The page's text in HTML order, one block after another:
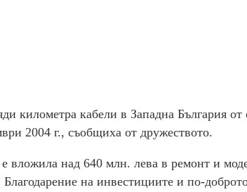
километра кабели в Западна България от
2004 г., съобщиха от дружеството.
вложила над 640 млн. лева в ремонт и
на инвестициите и по-